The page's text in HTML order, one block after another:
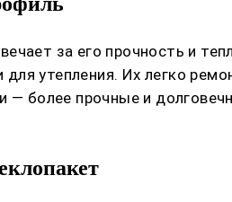
за его прочность и
утепления. Их легко
более прочные и